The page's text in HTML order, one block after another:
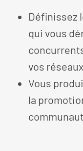
Définissez
qui vous
vos
Vous
la